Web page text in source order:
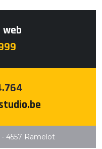
4557 Ramelot